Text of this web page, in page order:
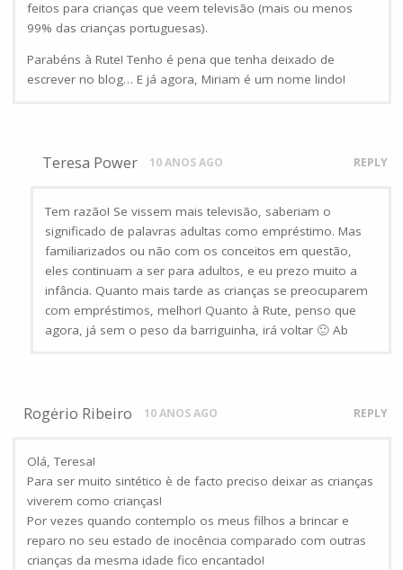
feitos para crianças que veem televisão (mais ou menos
99% das crianças portuguesas).
Parabéns à Rute! Tenho é pena que tenha deixado de
escrever no blog… E já agora, Miriam é um nome lindo!
Teresa Power 10 ANOS AGO REPLY
Tem razão! Se vissem mais televisão, saberiam o
significado de palavras adultas como empréstimo. Mas
familiarizados ou não com os conceitos em questão,
eles continuam a ser para adultos, e eu prezo muito a
infância. Quanto mais tarde as crianças se preocuparem
com empréstimos, melhor! Quanto à Rute, penso que
agora, já sem o peso da barriguinha, irá voltar 🙂 Ab
Rogėrio Ribeiro 10 ANOS AGO REPLY
Olá, Teresa!
Para ser muito sintético è de facto preciso deixar as crianças
viverem como crianças!
Por vezes quando contemplo os meus filhos a brincar e
reparo no seu estado de inocência comparado com outras
crianças da mesma idade fico encantado!